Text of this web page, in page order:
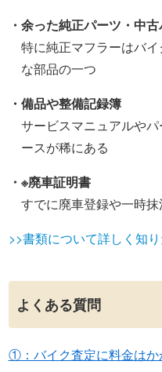
・余った純正パーツ・中
特に純正マフラーはバ
な部品の一つ
・備品や整備記録簿
サービスマニュアルや
ースが稀にある
・※廃車証明書
すでに廃車登録や一時
>>書類について詳しく知
よくある質問
①：バイク査定に料金は